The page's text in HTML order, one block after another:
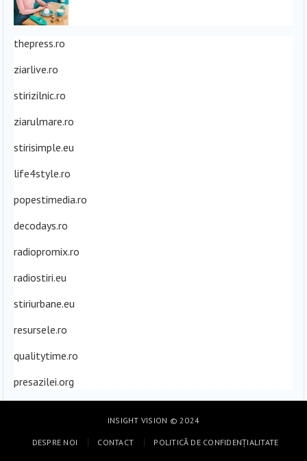
thepress.ro
ziarlive.ro
stirizilnic.ro
ziarulmare.ro
stirisimple.eu
life4style.ro
popestimedia.ro
decodays.ro
radiopromix.ro
radiostiri.eu
stiriurbane.eu
resursele.ro
qualitytime.ro
presazilei.org
INSIGHT VISION © 2024
DESPRE NOI CONTACT POLITICĂ DE CONFIDENȚIALITATE